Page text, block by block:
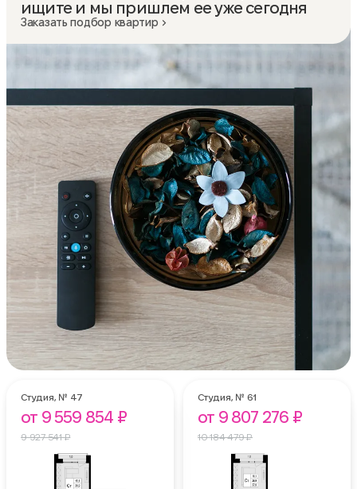
ищите и мы пришлем ее уже сегодня
Заказать подбор квартир
Студия, № 47
от 9 559 854 ₽
9 927 541 ₽
Студия, № 61
от 9 807 276 ₽
10 184 479 ₽